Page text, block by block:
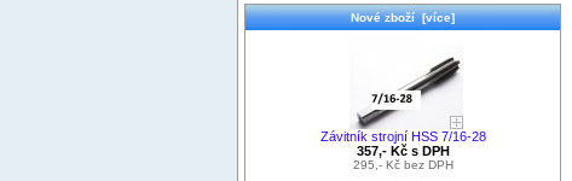
Nové zboží [více]
Závitník strojní HSS 7/16-28
357,- Kč s DPH
295,- Kč bez DPH